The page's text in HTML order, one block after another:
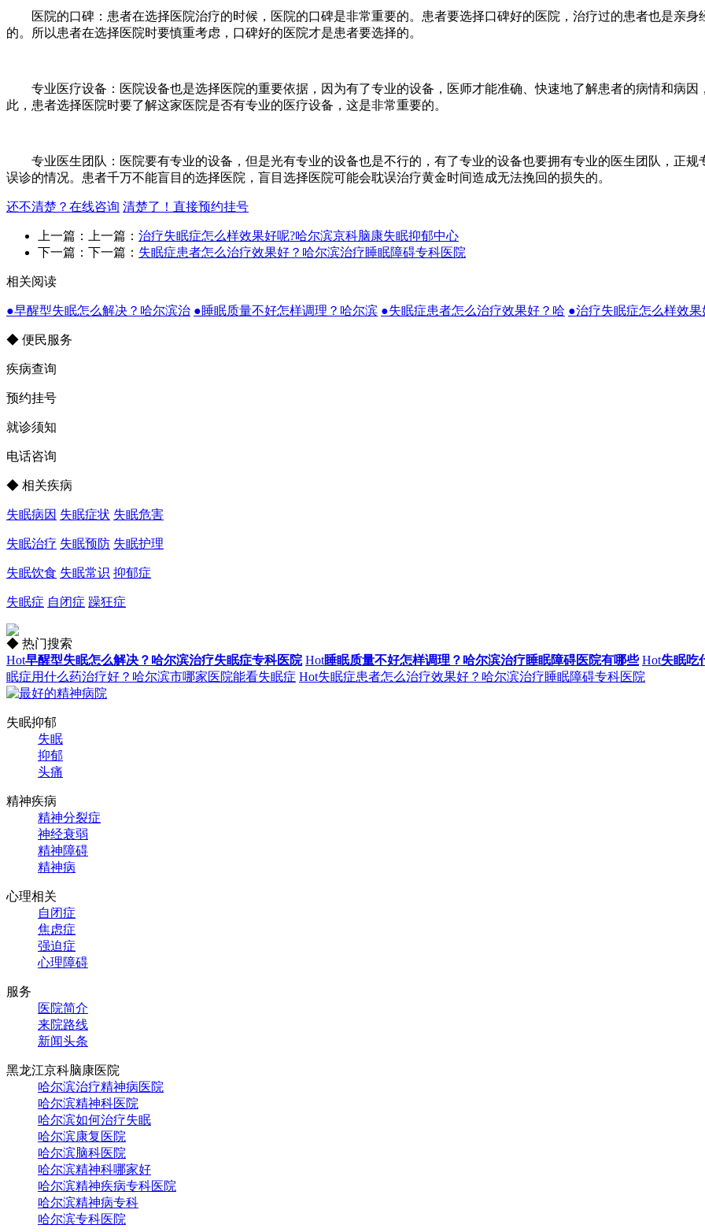
医院的口碑：患者在选择医院治疗的时候，医院的口碑是非常重要的。患者要选择口碑好的医院，治疗过的患者也是亲身
的。所以患者在选择医院时要慎重考虑，口碑好的医院才是患者要选择的。
专业医疗设备：医院设备也是选择医院的重要依据，因为有了专业的设备，医师才能准确、快速地了解患者的病情和病因
此，患者选择医院时要了解这家医院是否有专业的医疗设备，这是非常重要的。
专业医生团队：医院要有专业的设备，但是光有专业的设备也是不行的，有了专业的设备也要拥有专业的医生团队，正规
误诊的情况。患者千万不能盲目的选择医院，盲目选择医院可能会耽误治疗黄金时间造成无法挽回的损失的。
还不清楚？在线咨询 清楚了！直接预约挂号
上一篇：上一篇： 治疗失眠症怎么样效果好呢?哈尔滨京科脑康失眠抑郁中心
下一篇：下一篇： 失眠症患者怎么治疗效果好？哈尔滨治疗睡眠障碍专科医院
相关阅读
●早醒型失眠怎么解决？哈尔滨治 ●睡眠质量不好怎样调理？哈尔滨 ●失眠症患者怎么治疗效果好？哈 ●治疗失眠症怎么样效果
◆ 便民服务
疾病查询
预约挂号
就诊须知
电话咨询
◆ 相关疾病
失眠病因 失眠症状 失眠危害
失眠治疗 失眠预防 失眠护理
失眠饮食 失眠常识 抑郁症
失眠症 自闭症 躁狂症
◆ 热门搜索
Hot早醒型失眠怎么解决？哈尔滨治疗失眠症专科医院 Hot睡眠质量不好怎样调理？哈尔滨治疗睡眠障碍医院有哪些 Hot失眠吃
眠症用什么药治疗好？哈尔滨市哪家医院能看失眠症 Hot失眠症患者怎么治疗效果好？哈尔滨治疗睡眠障碍专科医院
失眠抑郁
失眠
抑郁
头痛
精神疾病
精神分裂症
神经衰弱
精神障碍
精神病
心理相关
自闭症
焦虑症
强迫症
心理障碍
服务
医院简介
来院路线
新闻头条
黑龙江京科脑康医院
哈尔滨治疗精神病医院
哈尔滨精神科医院
哈尔滨如何治疗失眠
哈尔滨康复医院
哈尔滨脑科医院
哈尔滨精神科哪家好
哈尔滨精神疾病专科医院
哈尔滨精神病专科
哈尔滨专科医院